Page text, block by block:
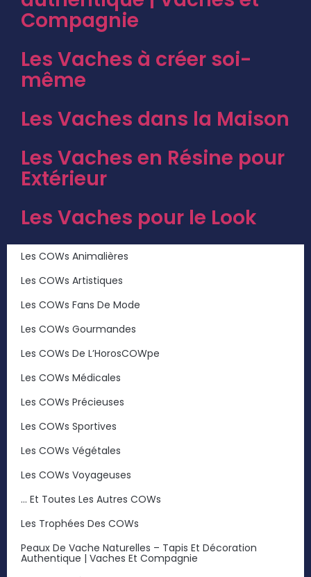
Compagnie
Les Vaches à créer soi-
même
Les Vaches dans la Maison
Les Vaches en Résine pour
Extérieur
Les Vaches pour le Look
Les COWs Animalières
Les COWs Artistiques
Les COWs Fans De Mode
Les COWs Gourmandes
Les COWs De L’HorosCOWpe
Les COWs Médicales
Les COWs Précieuses
Les COWs Sportives
Les COWs Végétales
Les COWs Voyageuses
… Et Toutes Les Autres COWs
Les Trophées Des COWs
Peaux De Vache Naturelles – Tapis Et Décoration
Authentique | Vaches Et Compagnie